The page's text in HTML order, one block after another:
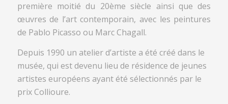
première moitié du 20ème siècle ainsi que des
œuvres de l’art contemporain, avec les peintures
de Pablo Picasso ou Marc Chagall.
Depuis 1990 un atelier d’artiste a été créé dans le
musée, qui est devenu lieu de résidence de jeunes
artistes européens ayant été sélectionnés par le
prix Collioure.